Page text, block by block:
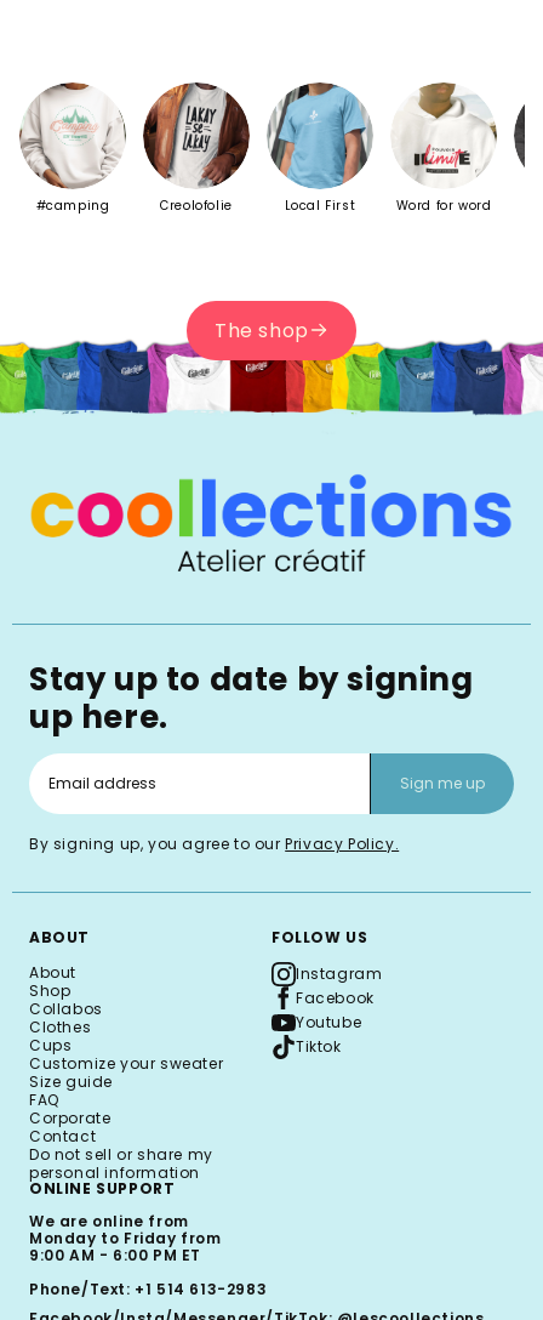
#camping Creolofolie Local First Word for word
The shop
Stay up to date by signing
up here.
Sign me up
By signing up, you agree to ourPrivacy Policy.
ABOUT
About
Shop
Collabos
Clothes
Cups
Customize your sweater
Size guide
FAQ
Corporate
Contact
Do not sell or share my
personal information
FOLLOW US
Instagram
Facebook
Youtube
Tiktok
ONLINE SUPPORT
We are online from
Monday to Friday from
9:00 AM - 6:00 PM ET
Phone/Text: +1 514 613-2983